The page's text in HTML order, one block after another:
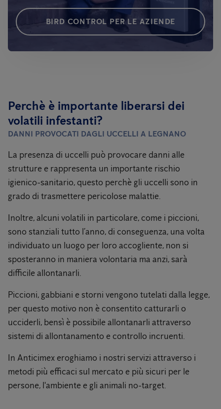
BIRD CONTROL PER LE AZIENDE
Perchè è importante liberarsi dei
volatili infestanti?
DANNI PROVOCATI DAGLI UCCELLI A LEGNANO
La presenza di uccelli può provocare danni alle
strutture e rappresenta un importante rischio
igienico-sanitario, questo perchè gli uccelli sono in
grado di trasmettere pericolose malattie.
Inoltre, alcuni volatili in particolare, come i piccioni,
sono stanziali tutto l’anno, di conseguenza, una volta
individuato un luogo per loro accogliente, non si
sposteranno in maniera volontaria ma anzi, sarà
difficile allontanarli.
Piccioni, gabbiani e storni vengono tutelati dalla legge,
per questo motivo non è consentito catturarli o
ucciderli, bensì è possibile allontanarli attraverso
sistemi di allontanamento e controllo incruenti.
In Anticimex eroghiamo i nostri servizi attraverso i
metodi più efficaci sul mercato e più sicuri per le
persone, l'ambiente e gli animali no-target.